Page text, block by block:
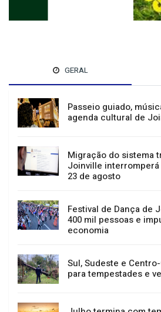
GERAL
Passeio guiado,
agenda cultural de
Migração do sistema
Joinville
23 de agosto
Festival de Dança de
400 mil pessoas e
economia